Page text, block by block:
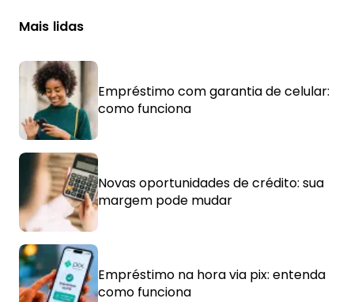
Mais lidas
Empréstimo com garantia de celular:
como funciona
Novas oportunidades de crédito: sua
margem pode mudar
Empréstimo na hora via pix: entenda
como funciona